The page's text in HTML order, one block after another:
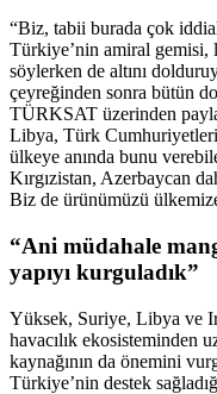
“Biz, tabii burada çok
Türkiye’nin amiral
söylerken de altını
çeyreğinden sonra bütün
TÜRKSAT üzerinden
Libya, Türk
ülkeye anında bunu
Kırgızistan, Azerbaycan
Biz de ürünümüzü
“Ani müdahale
yapıyı kurguladık”
Yüksek, Suriye, Libya ve
havacılık ekosisteminden
kaynağının da önemini
Türkiye’nin destek